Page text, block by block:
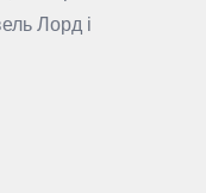
Лорд і